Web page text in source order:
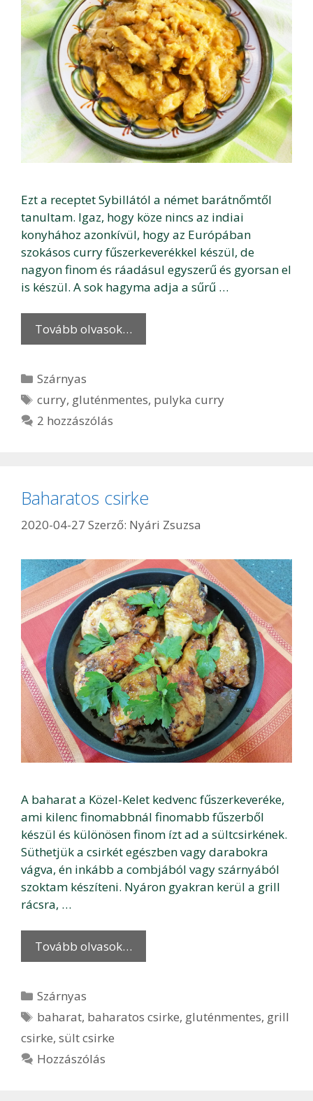
Ezt a receptet Sybillától a német barátnőmtől
tanultam. Igaz, hogy köze nincs az indiai
konyhához azonkívül, hogy az Európában
szokásos curry fűszerkeverékkel készül, de
nagyon finom és ráadásul egyszerű és gyorsan el
is készül. A sok hagyma adja a sűrű …
Tovább olvasok…
Kategória
Szárnyas
Címkék
curry, gluténmentes, pulyka curry
2 hozzászólás
Baharatos csirke
2020-04-27 Szerző: Nyári Zsuzsa
A baharat a Közel-Kelet kedvenc fűszerkeveréke,
ami kilenc finomabbnál finomabb fűszerből
készül és különösen finom ízt ad a sültcsirkének.
Süthetjük a csirkét egészben vagy darabokra
vágva, én inkább a combjából vagy szárnyából
szoktam készíteni. Nyáron gyakran kerül a grill
rácsra, …
Tovább olvasok…
Kategória
Szárnyas
Címkék
baharat, baharatos csirke, gluténmentes, grill
csirke, sült csirke
Hozzászólás